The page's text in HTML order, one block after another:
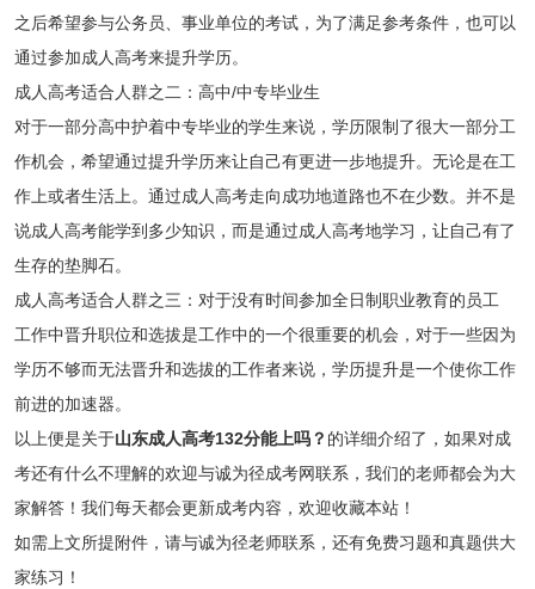
之后希望参与公务员、事业单位的考试，为了满足参考条件，也可以
通过参加成人高考来提升学历。
成人高考适合人群之二：高中/中专毕业生
对于一部分高中护着中专毕业的学生来说，学历限制了很大一部分工
作机会，希望通过提升学历来让自己有更进一步地提升。无论是在工
作上或者生活上。通过成人高考走向成功地道路也不在少数。并不是
说成人高考能学到多少知识，而是通过成人高考地学习，让自己有了
生存的垫脚石。
成人高考适合人群之三：对于没有时间参加全日制职业教育的员工
工作中晋升职位和选拔是工作中的一个很重要的机会，对于一些因为
学历不够而无法晋升和选拔的工作者来说，学历提升是一个使你工作
前进的加速器。
以上便是关于山东成人高考132分能上吗？ 的详细介绍了，如果对成
考还有什么不理解的欢迎与诚为径成考网联系，我们的老师都会为大
家解答！我们每天都会更新成考内容，欢迎收藏本站！
如需上文所提附件，请与诚为径老师联系，还有免费习题和真题供大
家练习！